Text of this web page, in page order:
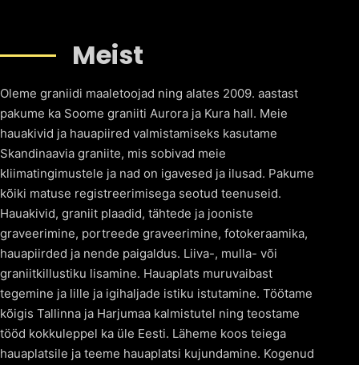
Meist
Oleme graniidi maaletoojad ning alates 2009. aastast
pakume ka Soome graniiti Aurora ja Kura hall. Meie
hauakivid ja hauapiired valmistamiseks kasutame
Skandinaavia graniite, mis sobivad meie
kliimatingimustele ja nad on igavesed ja ilusad. Pakume
kõiki matuse registreerimisega seotud teenuseid.
Hauakivid, graniit plaadid, tähtede ja jooniste
graveerimine, portreede graveerimine, fotokeraamika,
hauapiirded ja nende paigaldus. Liiva-, mulla- või
graniitkillustiku lisamine. Hauaplats muruvaibast
tegemine ja lille ja igihaljade istiku istutamine. Töötame
kõigis Tallinna ja Harjumaa kalmistutel ning teostame
tööd kokkuleppel ka üle Eesti. Läheme koos teiega
hauaplatsile ja teeme hauaplatsi kujundamine. Kogenud